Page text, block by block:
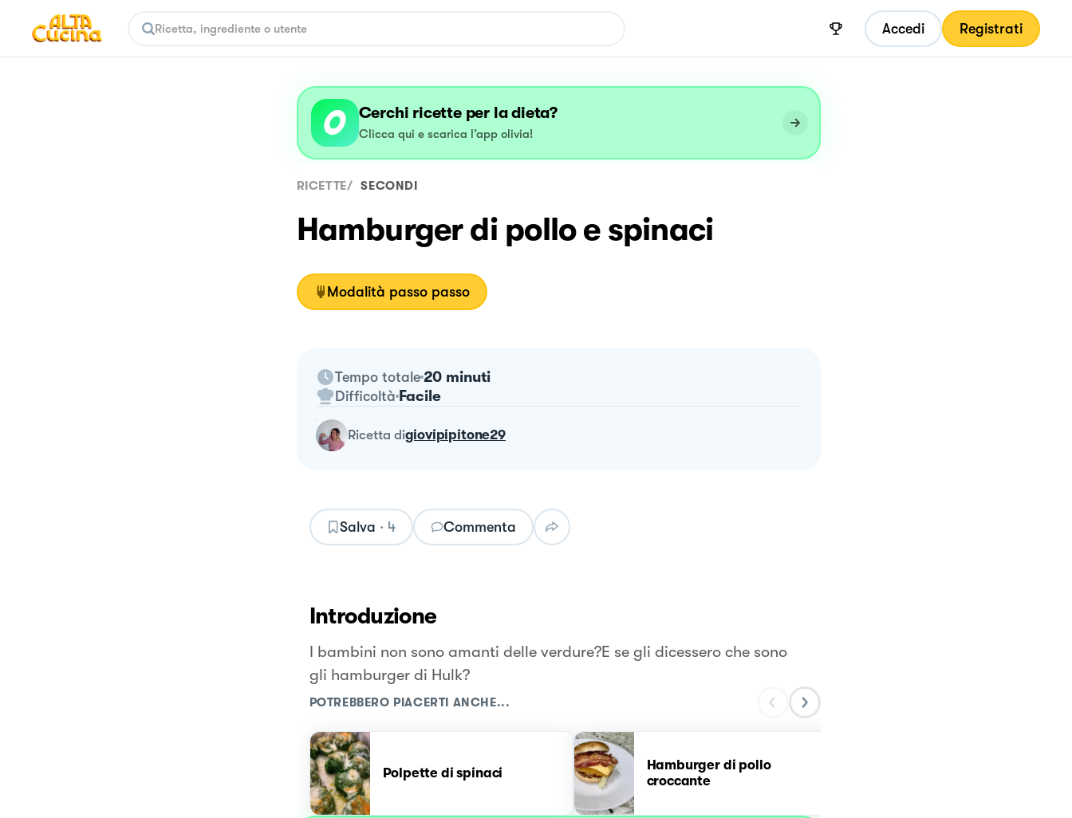
Accedi Registrati
Cerchi ricette per la dieta?
Clicca qui e scarica l’app olivia!
RICETTE/ SECONDI
Hamburger di pollo e spinaci
Modalità passo passo
Tempo totale 20 minuti
Difficoltà Facile
ricetta digiovipipitone29
Salva · 4 Commenta
Introduzione
I bambini non sono amanti delle verdure?E se gli dicessero che sono
gli hamburger di Hulk?
POTREBBERO PIACERTI ANCHE...
Polpette di spinaci
Hamburger di pollo
croccante